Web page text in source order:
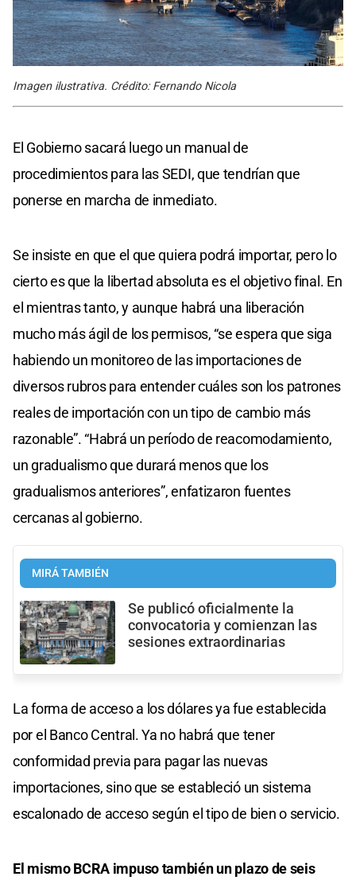
Imagen ilustrativa. Crédito: Fernando Nicola
El Gobierno sacará luego un manual de
procedimientos para las SEDI, que tendrían que
ponerse en marcha de inmediato.
Se insiste en que el que quiera podrá importar, pero lo
cierto es que la libertad absoluta es el objetivo final. En
el mientras tanto, y aunque habrá una liberación
mucho más ágil de los permisos, “se espera que siga
habiendo un monitoreo de las importaciones de
diversos rubros para entender cuáles son los patrones
reales de importación con un tipo de cambio más
razonable”. “Habrá un período de reacomodamiento,
un gradualismo que durará menos que los
gradualismos anteriores”, enfatizaron fuentes
cercanas al gobierno.
MIRÁ TAMBIÉN
Se publicó oficialmente la
convocatoria y comienzan las
sesiones extraordinarias
La forma de acceso a los dólares ya fue establecida
por el Banco Central. Ya no habrá que tener
conformidad previa para pagar las nuevas
importaciones, sino que se estableció un sistema
escalonado de acceso según el tipo de bien o servicio.
El mismo BCRA impuso también un plazo de seis